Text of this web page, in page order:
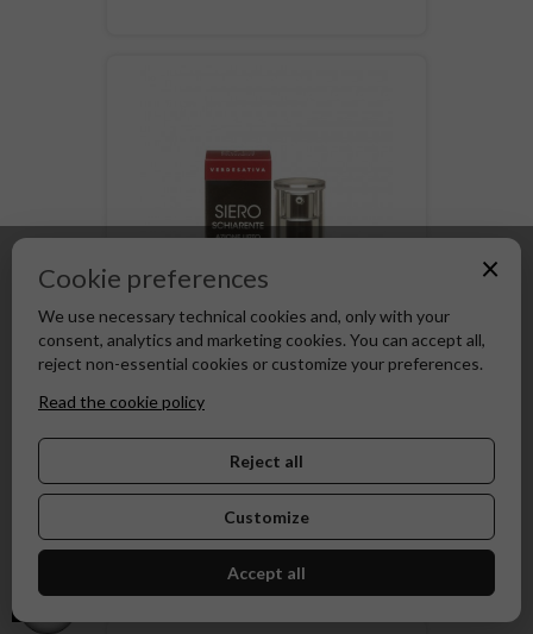
Siero viso schiarente - Azione
Urto - Verdesativa
Price
€32.50
×
Cookie preferences
We use necessary technical cookies and, only with your
consent, analytics and marketing cookies. You can accept all,
reject non-essential cookies or customize your preferences.
Read the cookie policy
Reject all
Customize
Accept all